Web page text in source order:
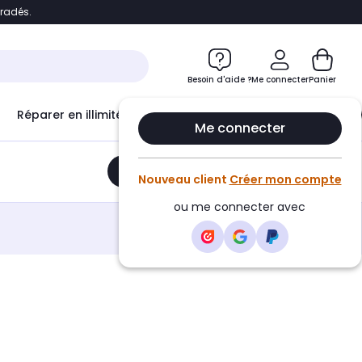
Accéder directement au chatbot
Besoin d'aide ?Me connecter
Me connecter
Nouveau client Créer mon compte
ou me connecter avec
Panier
Réparer en illimité avec Le Club Infinity
Ajouter au panier